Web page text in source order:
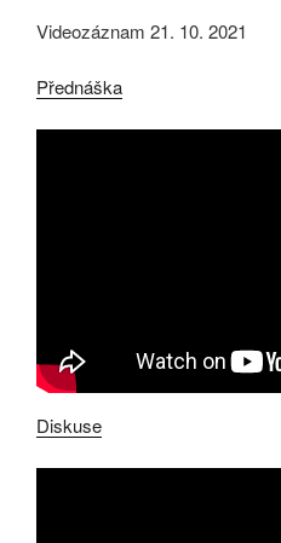
Videozáznam 21. 10. 2021
Přednáška
Diskuse